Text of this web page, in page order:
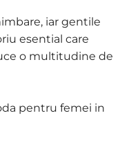
iar gentile
esential care
o multitudine de